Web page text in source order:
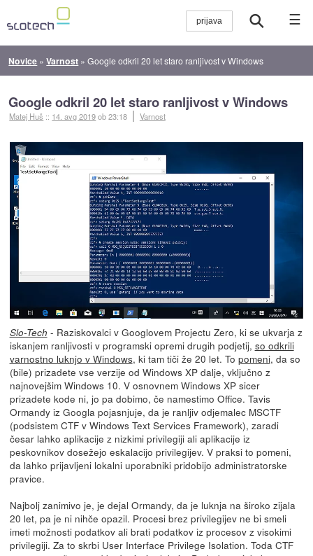
☰
Novice »Varnost »Google odkril 20 let staro ranljivost v Windows
Google odkril 20 let staro ranljivost v Windows
Matej Huš :: 14. avg 2019ob 23:18 Varnost
Slo-Tech - Raziskovalci v Googlovem Projectu Zero, ki se ukvarja z
iskanjem ranljivosti v programski opremi drugih podjetij, so odkrili
varnostno luknjo v Windows, ki tam tiči že 20 let. To pomeni, da so
(bile) prizadete vse verzije od Windows XP dalje, vključno z
najnovejšim Windows 10. V osnovnem Windows XP sicer
prizadete kode ni, jo pa dobimo, če namestimo Office. Tavis
Ormandy iz Googla pojasnjuje, da je ranljiv odjemalec MSCTF
(podsistem CTF v Windows Text Services Framework), zaradi
česar lahko aplikacije z nizkimi privilegiji ali aplikacije iz
peskovnikov dosežejo eskalacijo privilegijev. V praksi to pomeni,
da lahko prijavljeni lokalni uporabniki pridobijo administratorske
pravice.
Najbolj zanimivo je, je dejal Ormandy, da je luknja na široko zijala
20 let, pa je ni nihče opazil. Procesi brez privilegijev ne bi smeli
imeti možnosti podatkov ali brati podatkov iz procesov z visokimi
privilegiji. Za to skrbi User Interface Privilege Isolation. Toda CTF